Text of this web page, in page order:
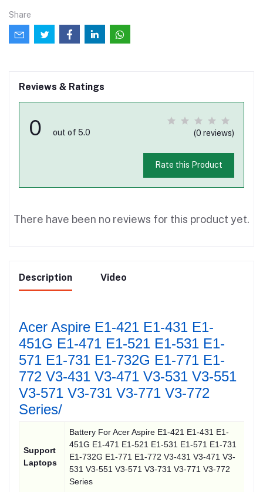
Share
Reviews & Ratings
0 out of 5.0 (0 reviews)
Rate this Product
There have been no reviews for this product yet.
Description Video
Acer Aspire E1-421 E1-431 E1-
451G E1-471 E1-521 E1-531 E1-
571 E1-731 E1-732G E1-771 E1-
772 V3-431 V3-471 V3-531 V3-551
V3-571 V3-731 V3-771 V3-772
Series/
Support
Laptops
Battery For Acer Aspire E1-421 E1-431 E1-
451G E1-471 E1-521 E1-531 E1-571 E1-731
E1-732G E1-771 E1-772 V3-431 V3-471 V3-
531 V3-551 V3-571 V3-731 V3-771 V3-772
Series